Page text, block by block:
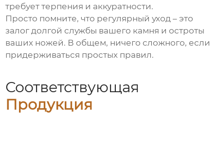
требует терпения и аккуратности.
Просто помните, что регулярный уход – это
залог долгой службы вашего камня и остроты
ваших ножей. В общем, ничего сложного, если
придерживаться простых правил.
Соответствующая
Продукция